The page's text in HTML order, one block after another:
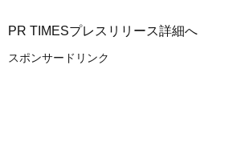
PR TIMESプレスリリース詳細へ
スポンサードリンク